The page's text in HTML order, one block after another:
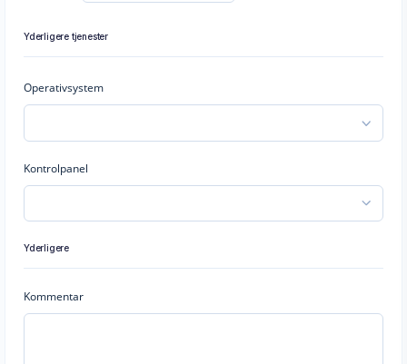
Yderligere tjenester
Operativsystem
Kontrolpanel
Yderligere
Kommentar